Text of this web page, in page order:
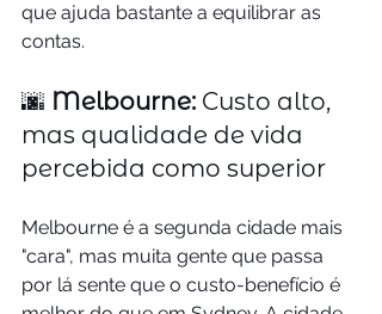
que ajuda bastante a equilibrar as
contas.
🌆 Melbourne: Custo alto,
mas qualidade de vida
percebida como superior
Melbourne é a segunda cidade mais
"cara", mas muita gente que passa
por lá sente que o custo-benefício é